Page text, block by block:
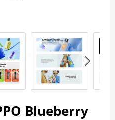
Blueberry